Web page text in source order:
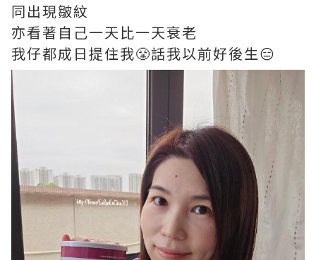
同出現皺紋
亦看著自己一天比一天衰老
我仔都成日提住我😤話我以前好後生😑